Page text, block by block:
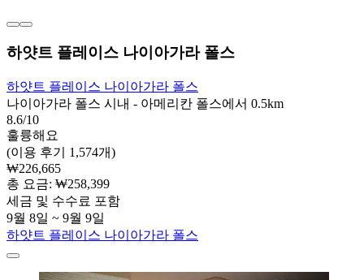
하얏트 플레이스 나이아가라 폴스
하얏트 플레이스 나이아가라 폴스
나이아가라 폴스 시내 - 아메리칸 폴스에서 0.5km
8.6/10
훌륭해요
(이용 후기 1,574개)
₩226,665
총 요금: ₩258,399
세금 및 수수료 포함
9월 8일 ~ 9월 9일
하얏트 플레이스 나이아가라 폴스